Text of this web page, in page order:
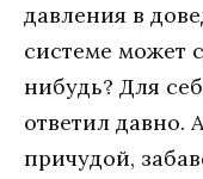
давления в
системе может
нибудь? Для
ответил давно.
причудой,